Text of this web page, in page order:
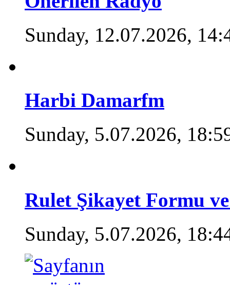
Sunday, 12.07.2026,
Harbi Damarfm
Sunday, 5.07.2026,
Rulet Şikayet Formu
Sunday, 5.07.2026,